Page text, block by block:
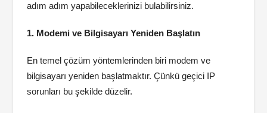
adım adım yapabileceklerinizi bulabilirsiniz.
1. Modemi ve Bilgisayarı Yeniden Başlatın
En temel çözüm yöntemlerinden biri modem ve
bilgisayarı yeniden başlatmaktır. Çünkü geçici IP
sorunları bu şekilde düzelir.